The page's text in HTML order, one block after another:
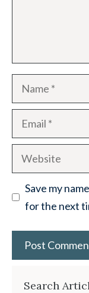
Name
Email
Website
Save my
for the next
Search